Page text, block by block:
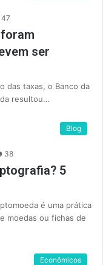
47
ser
das taxas, o Banco da
resultou…
Blog
38
5
é uma prática
moedas ou fichas de
Econômicos